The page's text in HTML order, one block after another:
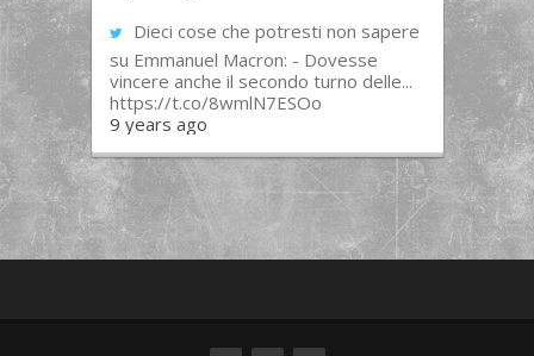
Dieci cose che potresti non sapere
su Emmanuel Macron: - Dovesse
vincere anche il secondo turno delle...
https://t.co/8wmlN7ESOo
9 years ago